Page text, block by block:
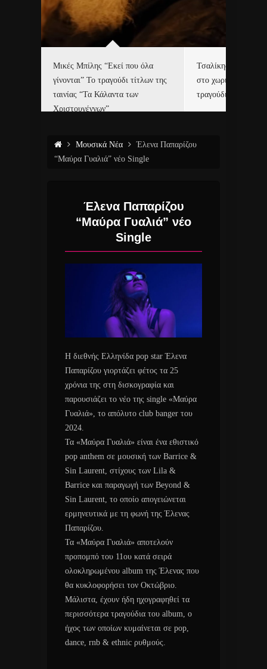
Μικές Μπίλης “Εκεί που όλα
γίνονται” Το τραγούδι τίτλων της
ταινίας “Τα Κάλαντα των
Χριστουγέννων”
Τσαλίκης,
στο χωριό του Άι
τραγούδι και video
Μουσικά Νέα
Έλενα Παπαρίζου
“Μαύρα Γυαλιά” νέο Single
Έλενα Παπαρίζου
“Μαύρα Γυαλιά” νέο
Single
Η διεθνής Ελληνίδα pop star Έλενα
Παπαρίζου γιορτάζει φέτος τα 25
χρόνια της στη δισκογραφία και
παρουσιάζει το νέο της single «Μαύρα
Γυαλιά», το απόλυτο club banger του
2024.
Τα «Μαύρα Γυαλιά» είναι ένα εθιστικό
pop anthem σε μουσική των Barrice &
Sin Laurent, στίχους των Lila &
Barrice και παραγωγή των Beyond &
Sin Laurent, το οποίο απογειώνεται
ερμηνευτικά με τη φωνή της Έλενας
Παπαρίζου.
Τα «Μαύρα Γυαλιά» αποτελούν
προπομπό του 11ου κατά σειρά
ολοκληρωμένου album της Έλενας που
θα κυκλοφορήσει τον Οκτώβριο.
Μάλιστα, έχουν ήδη ηχογραφηθεί τα
περισσότερα τραγούδια του album, ο
ήχος των οποίων κυμαίνεται σε pop,
dance, rnb & ethnic ρυθμούς.